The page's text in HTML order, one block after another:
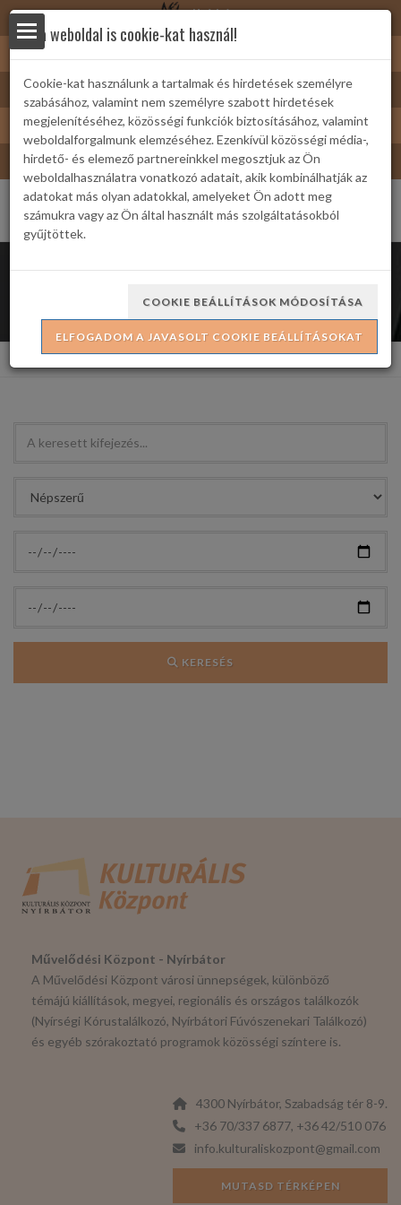
Nyírbátor
Nyírbátor/Barát kártya
Turizmus
Bátor Televízió
Filmvetítések
KERESÉS
Művelődési Központ - Nyírbátor
A Művelődési Központ városi ünnepségek, különböző
témájú kiállítások, megyei, regionális és országos találkozók
(Nyírségi Kórustalálkozó, Nyírbátori Fúvószenekari Találkozó)
és egyéb szórakoztató programok közösségi színtere is.
4300 Nyírbátor, Szabadság tér 8-9.
+36 70/337 6877, +36 42/510 076
info.kulturaliskozpont@gmail.com
MUTASD TÉRKÉPEN
Ez a weboldal is cookie-kat használ!
Cookie-kat használunk a tartalmak és hirdetések személyre
szabásához, valamint nem személyre szabott hirdetések
megjelenítéséhez, közösségi funkciók biztosításához, valamint
weboldalforgalmunk elemzéséhez. Ezenkívül közösségi média-,
hirdető- és elemező partnereinkkel megosztjuk az Ön
weboldalhasználatra vonatkozó adatait, akik kombinálhatják az
adatokat más olyan adatokkal, amelyeket Ön adott meg
számukra vagy az Ön által használt más szolgáltatásokból
gyűjtöttek.
COOKIE BEÁLLÍTÁSOK MÓDOSÍTÁSA
ELFOGADOM A JAVASOLT COOKIE BEÁLLÍTÁSOKAT